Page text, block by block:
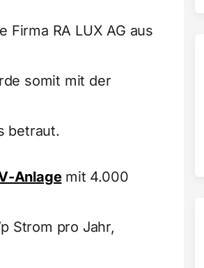
Firma RA LUX AG aus
somit mit der
betraut.
Anlagemit 4.000
Strom pro Jahr,